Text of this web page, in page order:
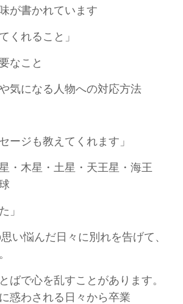
が書かれています
くれること」
なこと
気になる人物への対応方法
ージも教えてくれます」
・木星・土星・天王星・海王
」
い悩んだ日々に別れを告げて、
ばで心を乱すことがあります。
惑わされる日々から卒業